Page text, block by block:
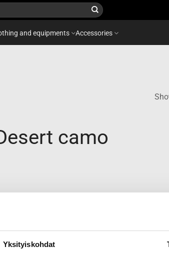
Yksityiskohdat
and equipments Accessories
camo